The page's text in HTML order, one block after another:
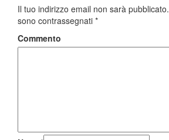
Il tuo indirizzo email non sarà pubblicato.
sono contrassegnati *
Commento